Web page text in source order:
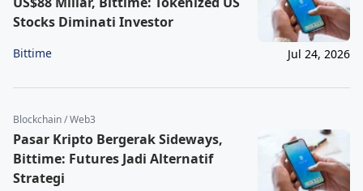
Stocks Diminati Investor
Bittime Jul 24, 2026
Blockchain / Web3
Pasar Kripto Bergerak Sideways,
Bittime: Futures Jadi Alternatif
Strategi